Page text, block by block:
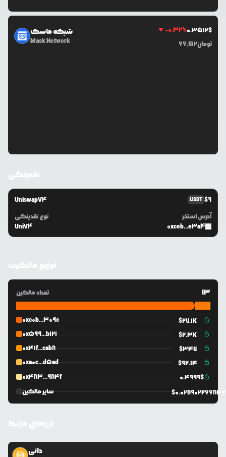
شبکه ماسک
Mask Network
-0.32%0.3512$
66,712تومان
نقدینگی
UniswapV4 USDT $9
نوع نقدینگی
UniV4
آدرس استخر
0xceb...e3a4
توزیع مالکیت
تعداد مالکین 13
0xc0b...309c $27.1K
0x599...b121
$2.3K
0x41f...cab8
$347
0xa0c...d5ad
$92.14
0x483...984f
0.4999$
سایر مالکین
$
دائی